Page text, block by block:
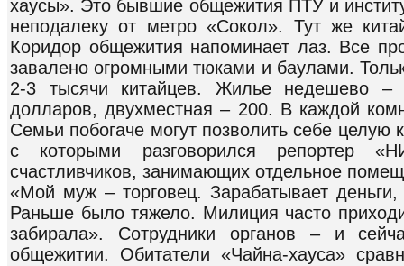
хаусы». Это бывшие общежития ПТУ и
неподалеку от метро «Сокол». Тут же
Коридор общежития напоминает лаз. Все
завалено огромными тюками и баулами.
2-3 тысячи китайцев. Жилье недешево –
долларов, двухместная – 200. В каждой
Семьи побогаче могут позволить себе
с которыми разговорился репортер
счастливчиков, занимающих отдельное
«Мой муж – торговец. Зарабатывает
Раньше было тяжело. Милиция часто
забирала». Сотрудники органов – и
общежитии. Обитатели «Чайна-хауса»